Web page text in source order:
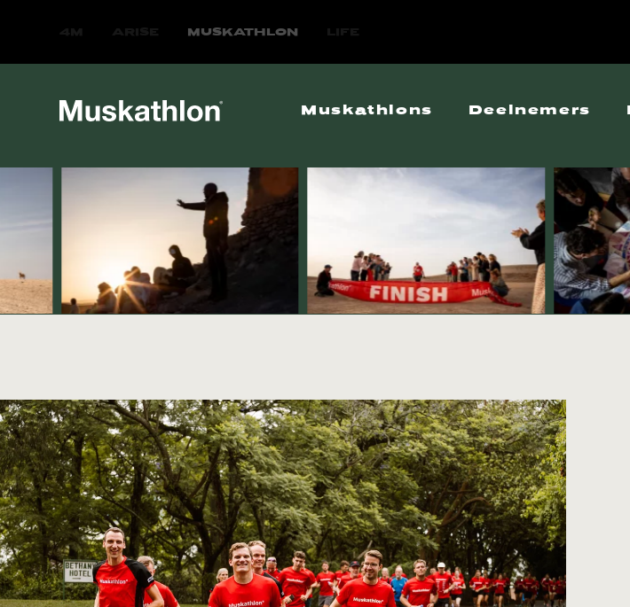
MUSKATHLON
Muskathlons
Ethiopië 2027
Uganda 2027
Ghana 2027
Rwanda 2026
Navigators Noord-Afrika 2026
Filipijnen 2026
Tanzania 2026
Kenia 2026
Noord-Afrika 2026
Deelnemers